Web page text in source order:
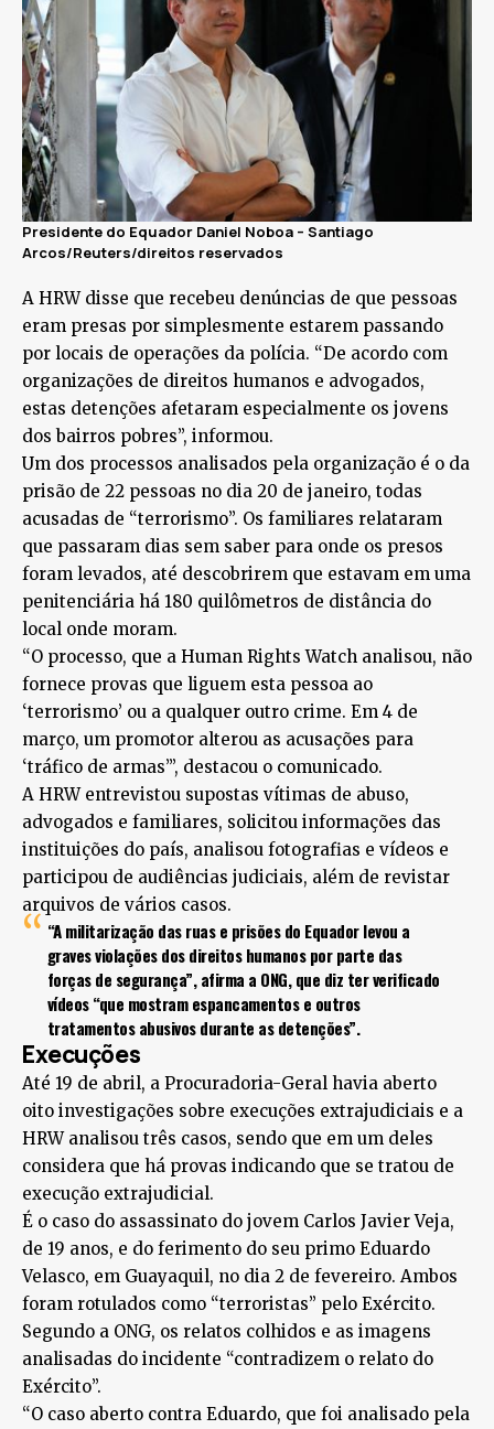
Presidente do Equador Daniel Noboa – Santiago
Arcos/Reuters/direitos reservados
A HRW disse que recebeu denúncias de que pessoas
eram presas por simplesmente estarem passando
por locais de operações da polícia. “De acordo com
organizações de direitos humanos e advogados,
estas detenções afetaram especialmente os jovens
dos bairros pobres”, informou.
Um dos processos analisados pela organização é o da
prisão de 22 pessoas no dia 20 de janeiro, todas
acusadas de “terrorismo”. Os familiares relataram
que passaram dias sem saber para onde os presos
foram levados, até descobrirem que estavam em uma
penitenciária há 180 quilômetros de distância do
local onde moram.
“O processo, que a Human Rights Watch analisou, não
fornece provas que liguem esta pessoa ao
‘terrorismo’ ou a qualquer outro crime. Em 4 de
março, um promotor alterou as acusações para
‘tráfico de armas’”, destacou o comunicado.
A HRW entrevistou supostas vítimas de abuso,
advogados e familiares, solicitou informações das
instituições do país, analisou fotografias e vídeos e
participou de audiências judiciais, além de revistar
arquivos de vários casos.
“A militarização das ruas e prisões do Equador levou a
graves violações dos direitos humanos por parte das
forças de segurança”, afirma a ONG, que diz ter verificado
vídeos “que mostram espancamentos e outros
tratamentos abusivos durante as detenções”.
Execuções
Até 19 de abril, a Procuradoria-Geral havia aberto
oito investigações sobre execuções extrajudiciais e a
HRW analisou três casos, sendo que em um deles
considera que há provas indicando que se tratou de
execução extrajudicial.
É o caso do assassinato do jovem Carlos Javier Veja,
de 19 anos, e do ferimento do seu primo Eduardo
Velasco, em Guayaquil, no dia 2 de fevereiro. Ambos
foram rotulados como “terroristas” pelo Exército.
Segundo a ONG, os relatos colhidos e as imagens
analisadas do incidente “contradizem o relato do
Exército”.
“O caso aberto contra Eduardo, que foi analisado pela